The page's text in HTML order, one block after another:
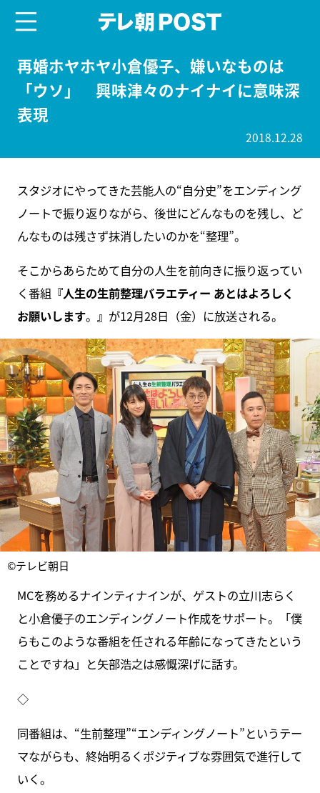
再婚ホヤホヤ小倉優子、嫌いなものは
「ウソ」 興味津々のナイナイに意味深
表現
2018.12.28
スタジオにやってきた芸能人の“自分史”をエンディング
ノートで振り返りながら、後世にどんなものを残し、ど
んなものは残さず抹消したいのかを“整理”。
そこからあらためて自分の人生を前向きに振り返ってい
く番組 『人生の生前整理バラエティー あとはよろしく
お願いします。 』 が12月28日（金）に放送される。
©テレビ朝日
MCを務めるナインティナインが、ゲストの立川志らく
と小倉優子のエンディングノート作成をサポート。「僕
らもこのような番組を任される年齢になってきたという
ことですね」と矢部浩之は感慨深げに話す。
◇
同番組は、“生前整理”“エンディングノート”というテー
マながらも、終始明るくポジティブな雰囲気で進行して
いく。